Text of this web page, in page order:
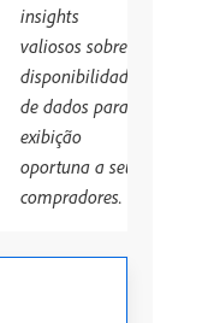
insights
valiosos sobre a
disponibilidade
de dados para
exibição
oportuna a seus
compradores.